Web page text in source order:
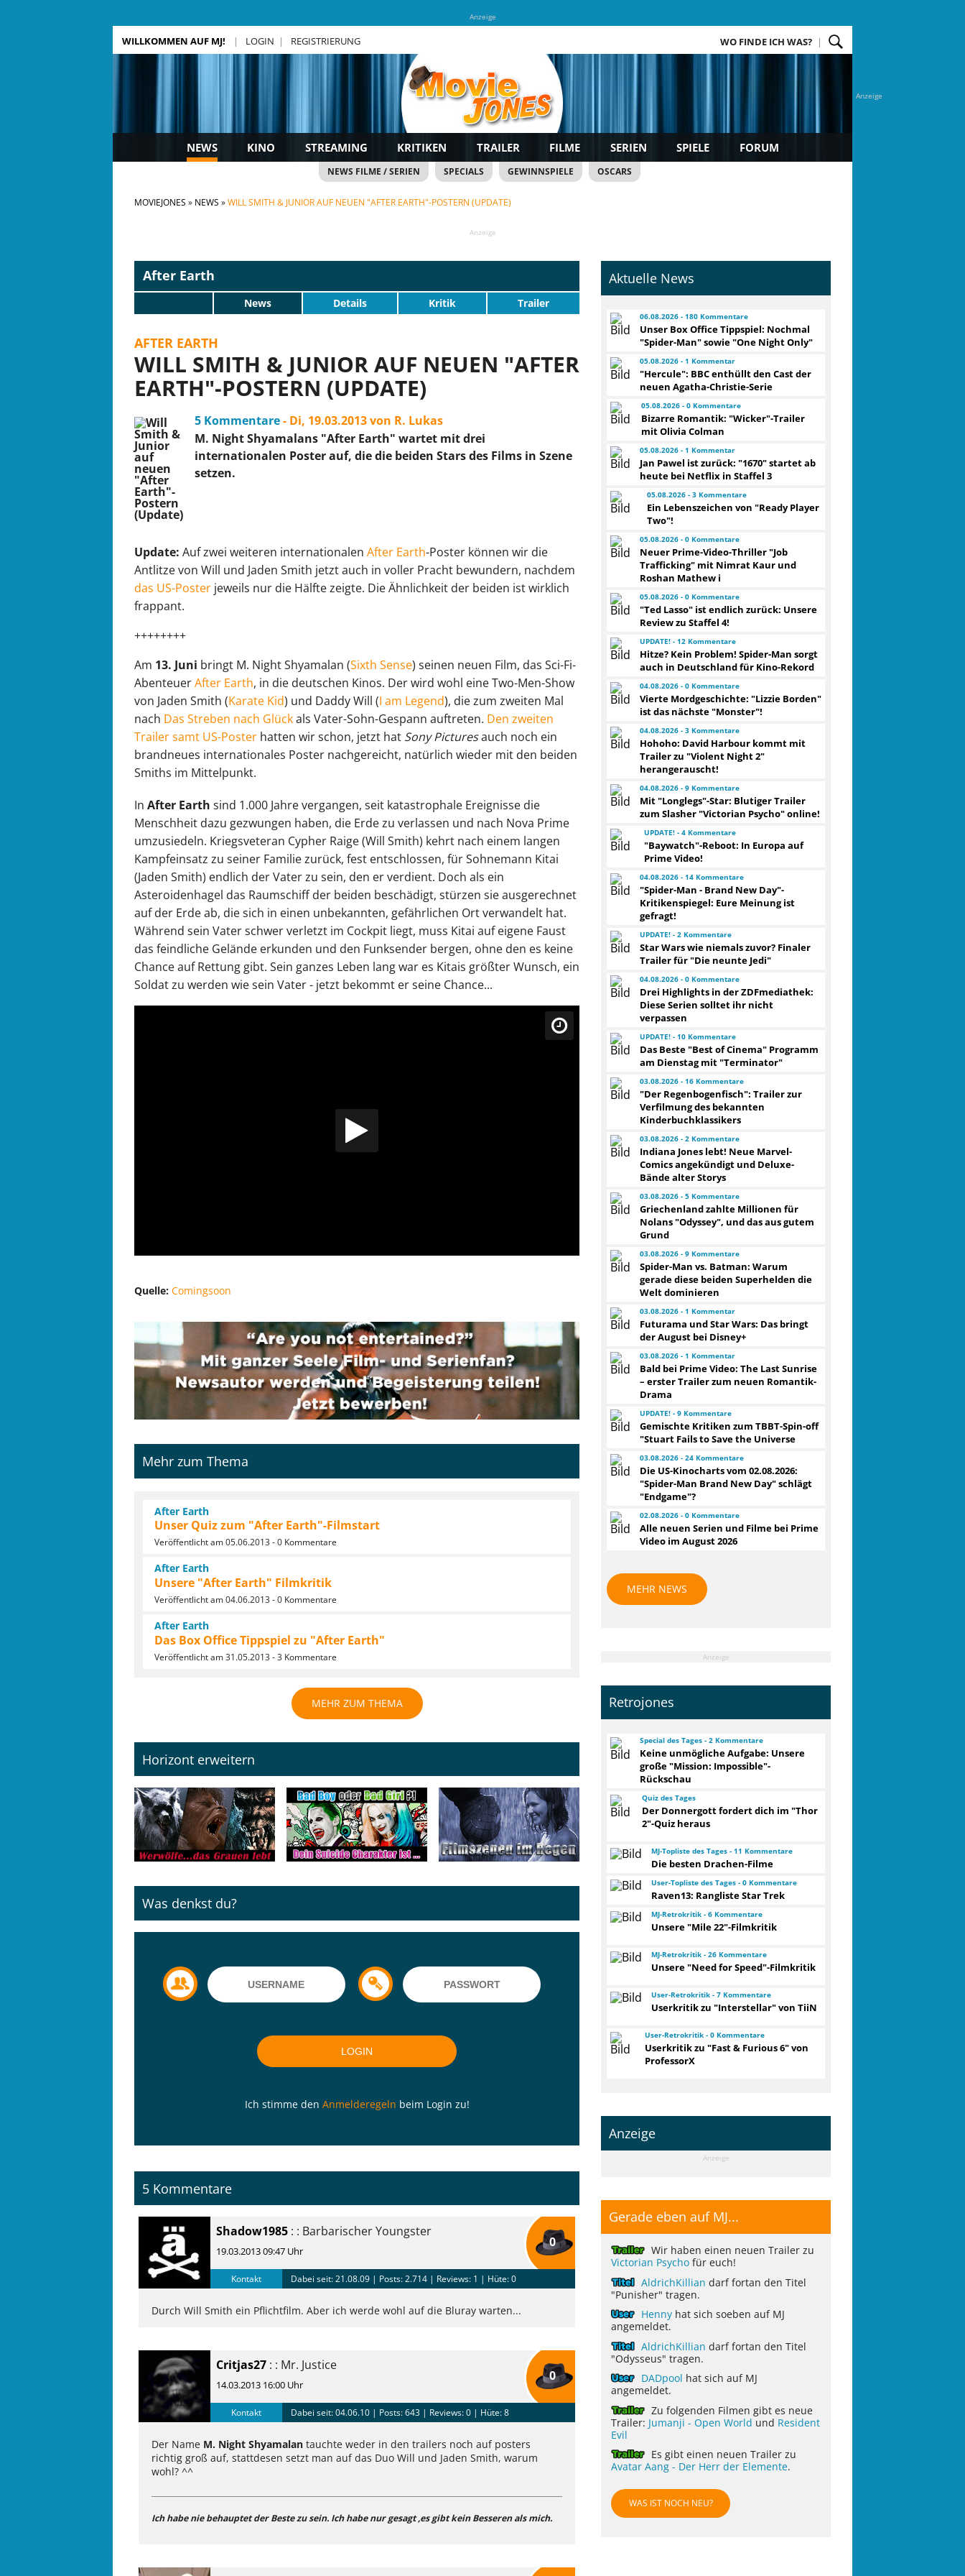
Anzeige
Anzeige
WILLKOMMEN AUF MJ! LOGIN REGISTRIERUNG WO FINDE ICH WAS?
NEWS KINO STREAMING KRITIKEN TRAILER FILME SERIEN SPIELE FORUM
NEWS FILME / SERIEN SPECIALS GEWINNSPIELE OSCARS
MOVIEJONES NEWS WILL SMITH & JUNIOR AUF NEUEN "AFTER EARTH"-POSTERN (UPDATE)
Anzeige
After Earth
News Details Kritik Trailer
AFTER EARTH
WILL SMITH & JUNIOR AUF NEUEN "AFTER
EARTH"-POSTERN (UPDATE)
5 Kommentare- Di, 19.03.2013 von R. Lukas
M. Night Shyamalans "After Earth" wartet mit drei
internationalen Poster auf, die die beiden Stars des Films in Szene
setzen.
Update: Auf zwei weiteren internationalen After Earth-Poster können wir die
Antlitze von Will und Jaden Smith jetzt auch in voller Pracht bewundern, nachdem
das US-Poster jeweils nur die Hälfte zeigte. Die Ähnlichkeit der beiden ist wirklich
frappant.
++++++++
Am 13. Juni bringt M. Night Shyamalan (Sixth Sense) seinen neuen Film, das Sci-Fi-
AbenteuerAfter Earth, in die deutschen Kinos. Der wird wohl eine Two-Men-Show
von Jaden Smith (Karate Kid) und Daddy Will (I am Legend), die zum zweiten Mal
nach Das Streben nach Glückals Vater-Sohn-Gespann auftreten. Den zweiten
Trailer samt US-Poster hatten wir schon, jetzt hat Sony Picturesauch noch ein
brandneues internationales Poster nachgereicht, natürlich wieder mit den beiden
Smiths im Mittelpunkt.
In After Earth sind 1.000 Jahre vergangen, seit katastrophale Ereignisse die
Menschheit dazu gezwungen haben, die Erde zu verlassen und nach Nova Prime
umzusiedeln. Kriegsveteran Cypher Raige (Will Smith) kehrt nach einem langen
Kampfeinsatz zu seiner Familie zurück, fest entschlossen, für Sohnemann Kitai
(Jaden Smith) endlich der Vater zu sein, den er verdient. Doch als ein
Asteroidenhagel das Raumschiff der beiden beschädigt, stürzen sie ausgerechnet
auf der Erde ab, die sich in einen unbekannten, gefährlichen Ort verwandelt hat.
Während sein Vater schwer verletzt im Cockpit liegt, muss Kitai auf eigene Faust
das feindliche Gelände erkunden und den Funksender bergen, ohne den es keine
Chance auf Rettung gibt. Sein ganzes Leben lang war es Kitais größter Wunsch, ein
Soldat zu werden wie sein Vater - jetzt bekommt er seine Chance...
Quelle: Comingsoon
Mehr zum Thema
After Earth
Unser Quiz zum "After Earth"-Filmstart
Veröffentlicht am 05.06.2013 - 0 Kommentare
After Earth
Unsere "After Earth" Filmkritik
Veröffentlicht am 04.06.2013 - 0 Kommentare
After Earth
Das Box Office Tippspiel zu "After Earth"
Veröffentlicht am 31.05.2013 - 3 Kommentare
MEHR ZUM THEMA
Horizont erweitern
Was denkst du?
Ich stimme den Anmelderegeln beim Login zu!
5 Kommentare
Shadow1985 : : Barbarischer Youngster
19.03.2013 09:47 Uhr
0
Kontakt Dabei seit: 21.08.09 | Posts: 2.714 | Reviews: 1 | Hüte: 0
Durch Will Smith ein Pflichtfilm. Aber ich werde wohl auf die Bluray warten...
Critjas27 : : Mr. Justice
14.03.2013 16:00 Uhr
0
Kontakt Dabei seit: 04.06.10 | Posts: 643 | Reviews: 0 | Hüte: 8
Der Name M. Night Shyamalantauchte weder in den trailers noch auf posters
richtig groß auf, stattdesen setzt man auf das Duo Will und Jaden Smith, warum
wohl? ^^
Ich habe nie behauptet der Beste zu sein. Ich habe nur gesagt ,es gibt kein Besseren als mich.
Aktuelle News
06.08.2026 - 180 Kommentare
Unser Box Office Tippspiel: Nochmal
"Spider-Man" sowie "One Night Only"
05.08.2026 - 1 Kommentar
"Hercule": BBC enthüllt den Cast der
neuen Agatha-Christie-Serie
05.08.2026 - 0 Kommentare
Bizarre Romantik: "Wicker"-Trailer
mit Olivia Colman
05.08.2026 - 1 Kommentar
Jan Pawel ist zurück: "1670" startet ab
heute bei Netflix in Staffel 3
05.08.2026 - 3 Kommentare
Ein Lebenszeichen von "Ready Player
Two"!
05.08.2026 - 0 Kommentare
Neuer Prime-Video-Thriller "Job
Trafficking" mit Nimrat Kaur und
Roshan Mathew i
05.08.2026 - 0 Kommentare
"Ted Lasso" ist endlich zurück: Unsere
Review zu Staffel 4!
UPDATE! - 12 Kommentare
Hitze? Kein Problem! Spider-Man sorgt
auch in Deutschland für Kino-Rekord
04.08.2026 - 0 Kommentare
Vierte Mordgeschichte: "Lizzie Borden"
ist das nächste "Monster"!
04.08.2026 - 3 Kommentare
Hohoho: David Harbour kommt mit
Trailer zu "Violent Night 2"
herangerauscht!
04.08.2026 - 9 Kommentare
Mit "Longlegs"-Star: Blutiger Trailer
zum Slasher "Victorian Psycho" online!
UPDATE! - 4 Kommentare
"Baywatch"-Reboot: In Europa auf
Prime Video!
04.08.2026 - 14 Kommentare
"Spider-Man - Brand New Day"-
Kritikenspiegel: Eure Meinung ist
gefragt!
UPDATE! - 2 Kommentare
Star Wars wie niemals zuvor? Finaler
Trailer für "Die neunte Jedi"
04.08.2026 - 0 Kommentare
Drei Highlights in der ZDFmediathek:
Diese Serien solltet ihr nicht
verpassen
UPDATE! - 10 Kommentare
Das Beste "Best of Cinema" Programm
am Dienstag mit "Terminator"
03.08.2026 - 16 Kommentare
"Der Regenbogenfisch": Trailer zur
Verfilmung des bekannten
Kinderbuchklassikers
03.08.2026 - 2 Kommentare
Indiana Jones lebt! Neue Marvel-
Comics angekündigt und Deluxe-
Bände alter Storys
03.08.2026 - 5 Kommentare
Griechenland zahlte Millionen für
Nolans "Odyssey", und das aus gutem
Grund
03.08.2026 - 9 Kommentare
Spider-Man vs. Batman: Warum
gerade diese beiden Superhelden die
Welt dominieren
03.08.2026 - 1 Kommentar
Futurama und Star Wars: Das bringt
der August bei Disney+
03.08.2026 - 1 Kommentar
Bald bei Prime Video: The Last Sunrise
– erster Trailer zum neuen Romantik-
Drama
UPDATE! - 9 Kommentare
Gemischte Kritiken zum TBBT-Spin-off
"Stuart Fails to Save the Universe
03.08.2026 - 24 Kommentare
Die US-Kinocharts vom 02.08.2026:
"Spider-Man Brand New Day" schlägt
"Endgame"?
02.08.2026 - 0 Kommentare
Alle neuen Serien und Filme bei Prime
Video im August 2026
MEHR NEWS
Anzeige
Retrojones
Special des Tages - 2 Kommentare
Keine unmögliche Aufgabe: Unsere
große "Mission: Impossible"-
Rückschau
Quiz des Tages
Der Donnergott fordert dich im "Thor
2"-Quiz heraus
MJ-Topliste des Tages - 11 Kommentare
Die besten Drachen-Filme
User-Topliste des Tages - 0 Kommentare
Raven13: Rangliste Star Trek
MJ-Retrokritik - 6 Kommentare
Unsere "Mile 22"-Filmkritik
MJ-Retrokritik - 26 Kommentare
Unsere "Need for Speed"-Filmkritik
User-Retrokritik - 7 Kommentare
Userkritik zu "Interstellar" von TiiN
User-Retrokritik - 0 Kommentare
Userkritik zu "Fast & Furious 6" von
ProfessorX
Anzeige
Anzeige
Gerade eben auf MJ...
Wir haben einen neuen Trailer zu
Victorian Psycho für euch!
AldrichKillian darf fortan den Titel
"Punisher" tragen.
Henny hat sich soeben auf MJ
angemeldet.
AldrichKillian darf fortan den Titel
"Odysseus" tragen.
DADpool hat sich auf MJ
angemeldet.
Zu folgenden Filmen gibt es neue
Trailer: Jumanji - Open World und Resident
Evil
Es gibt einen neuen Trailer zu
Avatar Aang - Der Herr der Elemente.
WAS IST NOCH NEU?